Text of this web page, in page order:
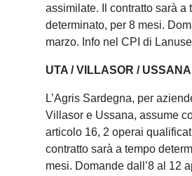
assimilate. Il contratto sarà a
determinato, per 8 mesi.
marzo. Info nel CPI di
UTA / VILLASOR / USSANA
L’Agris Sardegna, per
Villasor e Ussana, assume
articolo 16, 2 operai
contratto sarà a tempo
mesi. Domande dall’8 al 12